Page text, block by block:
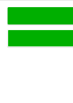
sobre